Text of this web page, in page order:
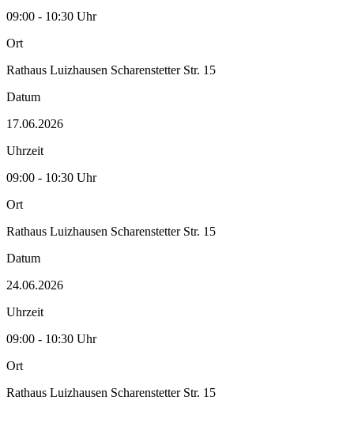
09:00 - 10:30 Uhr
Ort
Rathaus Luizhausen Scharenstetter Str. 15
Datum
17.06.2026
Uhrzeit
09:00 - 10:30 Uhr
Ort
Rathaus Luizhausen Scharenstetter Str. 15
Datum
24.06.2026
Uhrzeit
09:00 - 10:30 Uhr
Ort
Rathaus Luizhausen Scharenstetter Str. 15